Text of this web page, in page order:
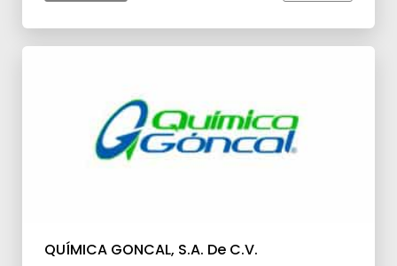
QUÍMICA GONCAL, S.A. De C.V.